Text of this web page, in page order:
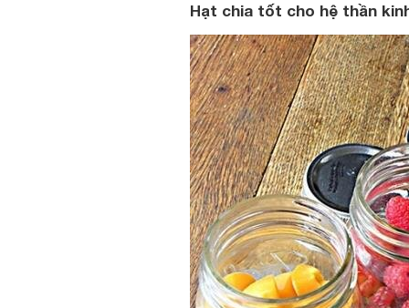
Hạt chia tốt cho hệ thần